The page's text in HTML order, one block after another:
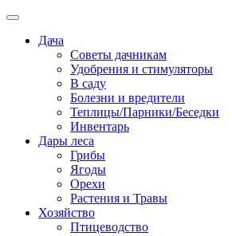
Дача
Советы дачникам
Удобрения и стимуляторы
В саду
Болезни и вредители
Теплицы/Парники/Беседки
Инвентарь
Дары леса
Грибы
Ягоды
Орехи
Растения и Травы
Хозяйство
Птицеводство